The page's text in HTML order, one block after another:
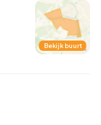
Bekijk buurt